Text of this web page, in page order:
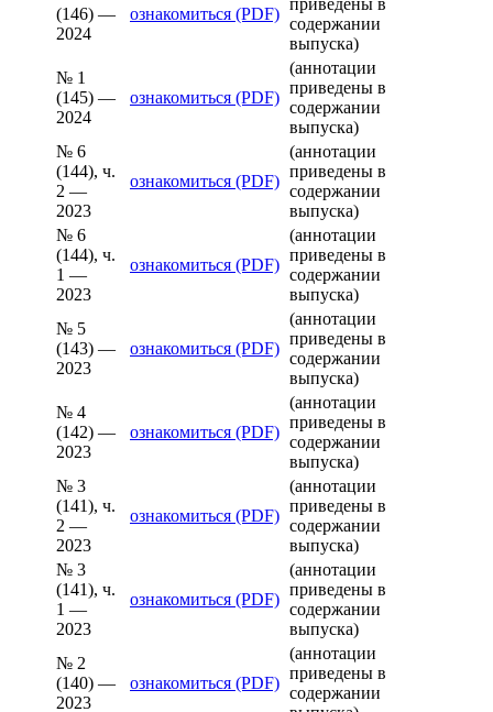
(146) —
2024
ознакомиться (PDF)
приведены в
содержании
выпуска)
№ 1
(145) —
2024
ознакомиться (PDF)
(аннотации
приведены в
содержании
выпуска)
№ 6
(144), ч.
2 —
2023
ознакомиться (PDF)
(аннотации
приведены в
содержании
выпуска)
№ 6
(144), ч.
1 —
2023
ознакомиться (PDF)
(аннотации
приведены в
содержании
выпуска)
№ 5
(143) —
2023
ознакомиться (PDF)
(аннотации
приведены в
содержании
выпуска)
№ 4
(142) —
2023
ознакомиться (PDF)
(аннотации
приведены в
содержании
выпуска)
№ 3
(141), ч.
2 —
2023
ознакомиться (PDF)
(аннотации
приведены в
содержании
выпуска)
№ 3
(141), ч.
1 —
2023
ознакомиться (PDF)
(аннотации
приведены в
содержании
выпуска)
№ 2
(140) —
2023
ознакомиться (PDF)
(аннотации
приведены в
содержании